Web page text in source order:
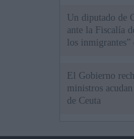
Un diputado de
ante la Fiscalía
los inmigrantes”
El Gobierno
ministros
de Ceuta